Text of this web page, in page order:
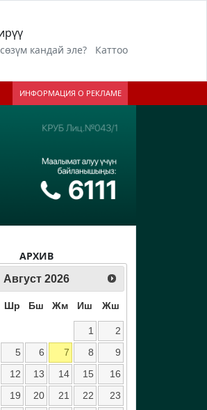
кандай эле? Каттоо
ИНФОРМАЦИЯ О РЕКЛАМЕ
АРХИВ
Август 2026
Шр Бш Жм Иш Жш
1
2
5 6 7 8
9
12 13 14 15
16
19 20 21 22
23